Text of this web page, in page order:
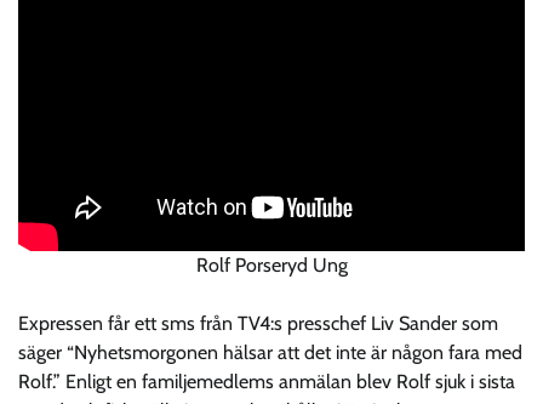
Rolf Porseryd Ung
Expressen får ett sms från TV4:s presschef Liv Sander som
säger “Nyhetsmorgonen hälsar att det inte är någon fara med
Rolf.” Enligt en familjemedlems anmälan blev Rolf sjuk i sista